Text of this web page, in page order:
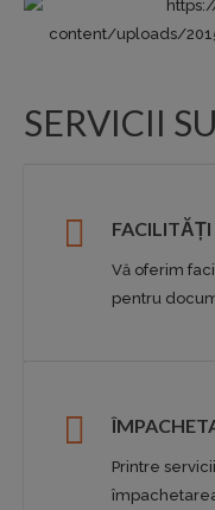
SERVICII
FACILITĂȚI
Vă oferim
pentru
Printre